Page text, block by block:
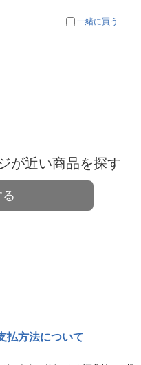
一緒に買う
が近い商品を探す
払方法について